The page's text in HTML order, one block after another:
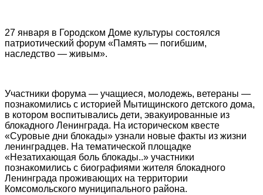
27 января в Городском Доме культуры состоялся
патриотический форум «Память — погибшим,
наследство — живым».
Участники форума — учащиеся, молодежь, ветераны —
познакомились с историей Мытищинского детского дома,
в котором воспитывались дети, эвакуированные из
блокадного Ленинграда. На историческом квесте
«Суровые дни блокады» узнали новые факты из жизни
ленинградцев. На тематической площадке
«Незатихающая боль блокады..» участники
познакомились с биографиями жителя блокадного
Ленинграда проживающих на территории
Комсомольского муниципального района.